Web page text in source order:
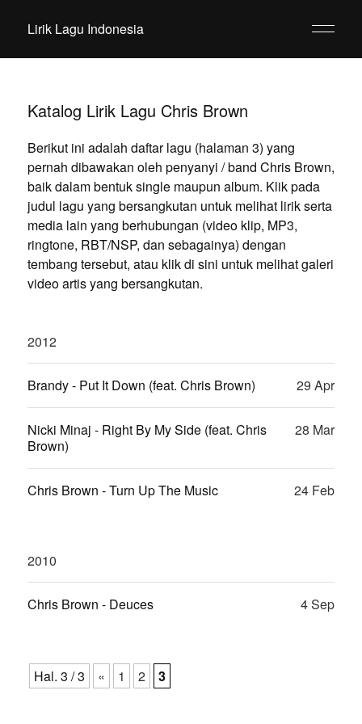
Lirik Lagu Indonesia
Katalog Lirik Lagu Chris Brown
Berikut ini adalah daftar lagu (halaman 3) yang
pernah dibawakan oleh penyanyi / band Chris Brown,
baik dalam bentuk single maupun album. Klik pada
judul lagu yang bersangkutan untuk melihat lirik serta
media lain yang berhubungan (video klip, MP3,
ringtone, RBT/NSP, dan sebagainya) dengan
tembang tersebut, atau klik di sini untuk melihat galeri
video artis yang bersangkutan.
2012
Brandy - Put It Down (feat. Chris Brown) 29 Apr
Nicki Minaj - Right By My Side (feat. Chris
Brown)
28 Mar
Chris Brown - Turn Up The Music 24 Feb
2010
Chris Brown - Deuces 4 Sep
Hal. 3 / 3 « 1 2 3